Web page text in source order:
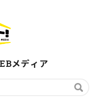
メディア